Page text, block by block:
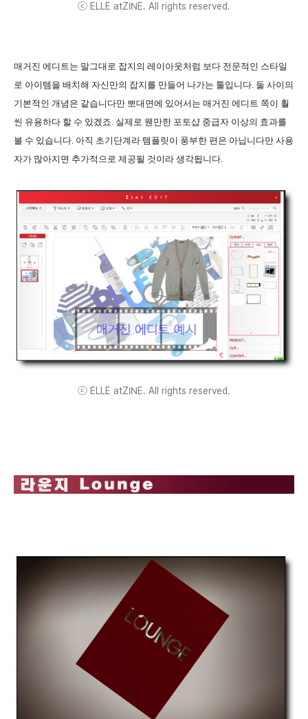
ⓒ ELLE atZINE. All rights reserved.
매거진 에디트는 말그대로 잡지의 레이아웃처럼 보다 전문적인 스타일
로 아이템을 배치해 자신만의 잡지를 만들어 나가는 툴입니다. 둘 사이의
기본적인 개념은 같습니다만 뽀대면에 있어서는 매거진 에디트 쪽이 훨
씬 유용하다 할 수 있겠죠. 실제로 웬만한 포토샵 중급자 이상의 효과를
볼 수 있습니다. 아직 초기단계라 템플릿이 풍부한 편은 아닙니다만 사용
자가 많아지면 추가적으로 제공될 것이라 생각됩니다.
ⓒ ELLE atZINE. All rights reserved.